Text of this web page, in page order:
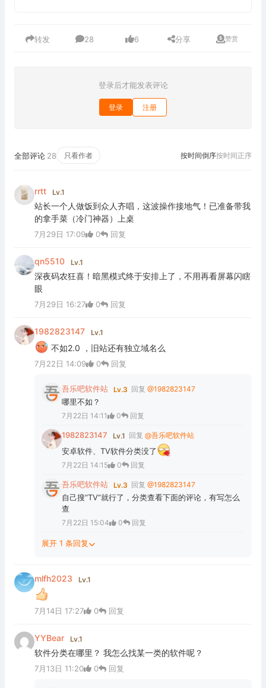
转发 28 6 分享 赞赏
登录后才能发表评论
登录 注册
全部评论 28 只看作者 按时间倒序按时间正序
rrtt Lv.1
站长一个人做饭到众人齐唱，这波操作接地气！已准备带我
的拿手菜（冷门神器）上桌
7月29日 17:09 0 回复
qn5510 Lv.1
深夜码农狂喜！暗黑模式终于安排上了，不用再看屏幕闪瞎
眼
7月29日 16:27 0 回复
1982823147 Lv.1
不如2.0 ，旧站还有独立域名么
7月22日 14:09 0 回复
吾乐吧软件站 Lv.3 回复 @1982823147
哪里不如？
7月22日 14:11 0 回复
1982823147 Lv.1 回复 @吾乐吧软件站
安卓软件、TV软件分类没了
7月22日 14:15 0 回复
吾乐吧软件站 Lv.3 回复 @1982823147
自己搜“TV”就行了，分类查看下面的评论，有写怎么
查
7月22日 15:04 0 回复
展开 1 条回复
mlfh2023 Lv.1
7月14日 17:27 0 回复
YYBear Lv.1
软件分类在哪里？ 我怎么找某一类的软件呢？
7月13日 11:20 0 回复